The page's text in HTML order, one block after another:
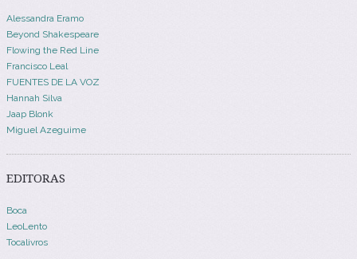
Alessandra Eramo
Beyond Shakespeare
Flowing the Red Line
Francisco Leal
FUENTES DE LA VOZ
Hannah Silva
Jaap Blonk
Miguel Azeguime
EDITORAS
Boca
LeoLento
Tocalivros